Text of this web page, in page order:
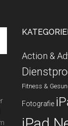
Action &
Fitness &
Fotografie